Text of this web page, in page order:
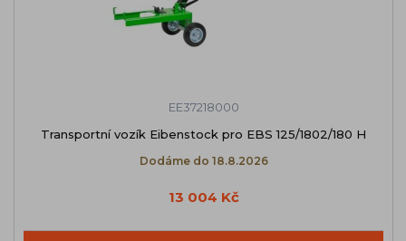
EE37218000
Transportní vozík Eibenstock pro EBS 125/1802/180 H
Dodáme do 18.8.2026
13 004 Kč